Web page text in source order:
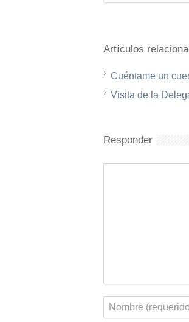
Artículos
Cuéntame un
Visita de la
Responder
Nombre